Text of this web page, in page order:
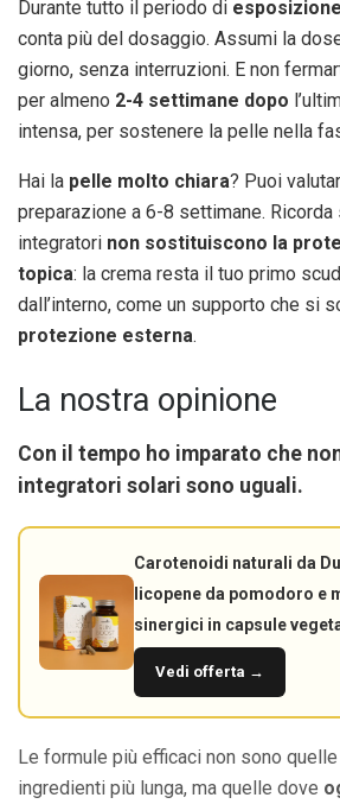
Durante tutto il periodo di
conta più del dosaggio. Assumi la
giorno, senza interruzioni. E non
per almeno 2-4 settimane dopo
intensa, per sostenere la pelle nella
Hai la pelle molto chiara? Puoi
preparazione a 6-8 settimane.
integratori non sostituiscono la
topica: la crema resta il tuo primo
dall’interno, come un supporto che si
protezione esterna.
La nostra opinione
Con il tempo ho imparato che
integratori solari sono uguali.
Carotenoidi naturali da
licopene da pomodoro e
sinergici in capsule
Vedi offerta →
Le formule più efficaci non sono
ingredienti più lunga, ma quelle dove